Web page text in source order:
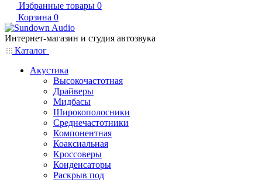
Избранные товары 0
Корзина 0
Интернет-магазин и студия автозвука
Каталог
Акустика
Высокочастотная
Драйверы
Мидбасы
Широкополосники
Среднечастотники
Компонентная
Коаксиальная
Кроссоверы
Конденсаторы
Раскрыв под